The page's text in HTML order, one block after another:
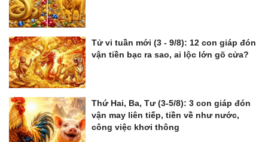
Tử vi tuần mới (3 - 9/8): 12 con giáp đón
vận tiền bạc ra sao, ai lộc lớn gõ cửa?
Thứ Hai, Ba, Tư (3-5/8): 3 con giáp đón
vận may liên tiếp, tiền về như nước,
công việc khơi thông